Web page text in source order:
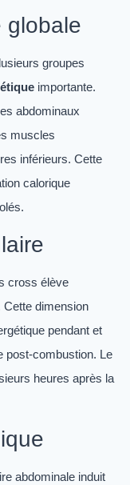
globale
groupes
importante.
abdominaux
muscles
inférieurs. Cette
calorique
cross élève
Cette dimension
pendant et
post-combustion. Le
heures après la
abdominale induit